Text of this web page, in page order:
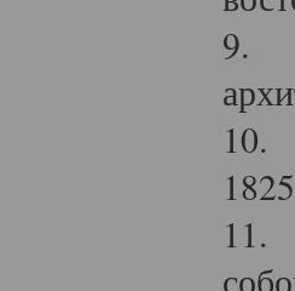
9.
10.
11.